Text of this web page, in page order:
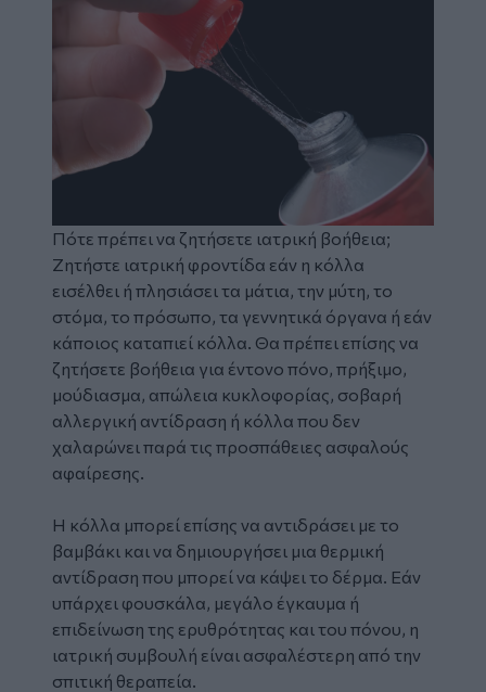
Πότε πρέπει να ζητήσετε ιατρική βοήθεια;
Ζητήστε ιατρική φροντίδα εάν η κόλλα
εισέλθει ή πλησιάσει τα μάτια, την μύτη, το
στόμα, το πρόσωπο, τα γεννητικά όργανα ή εάν
κάποιος καταπιεί κόλλα. Θα πρέπει επίσης να
ζητήσετε βοήθεια για έντονο πόνο, πρήξιμο,
μούδιασμα, απώλεια κυκλοφορίας, σοβαρή
αλλεργική αντίδραση ή κόλλα που δεν
χαλαρώνει παρά τις προσπάθειες ασφαλούς
αφαίρεσης.
Η κόλλα μπορεί επίσης να αντιδράσει με το
βαμβάκι και να δημιουργήσει μια θερμική
αντίδραση που μπορεί να κάψει το δέρμα. Εάν
υπάρχει φουσκάλα, μεγάλο έγκαυμα ή
επιδείνωση της ερυθρότητας και του πόνου, η
ιατρική συμβουλή είναι ασφαλέστερη από την
σπιτική θεραπεία.